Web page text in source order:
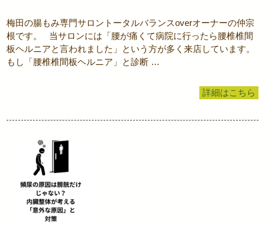
梅田の腸もみ専門サロントータルバランスoverオーナーの仲宗
根です。 当サロンには「腰が痛くて病院に行ったら腰椎椎間
板ヘルニアと言われました」という方が多く来店しています。
もし「腰椎椎間板ヘルニア」と診断 …
詳細はこちら